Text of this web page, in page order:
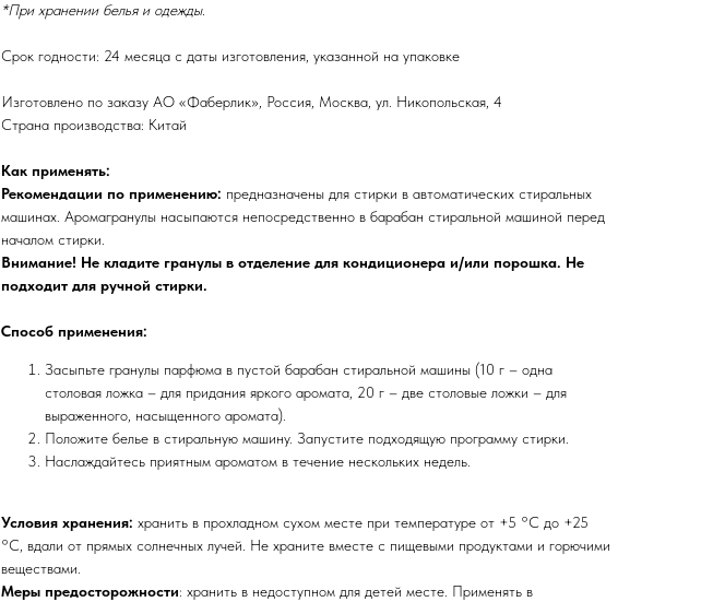
*При хранении белья и одежды.
Срок годности: 24 месяца с даты изготовления, указанной на упаковке
Изготовлено по заказу АО «Фаберлик», Россия, Москва, ул. Никопольская, 4
Страна производства: Китай
Как применять:
Рекомендации по применению: предназначены для стирки в автоматических стиральных
машинах. Аромагранулы насыпаются непосредственно в барабан стиральной машиной перед
началом стирки.
Внимание! Не кладите гранулы в отделение для кондиционера и/или порошка. Не
подходит для ручной стирки.
Способ применения:
Засыпьте гранулы парфюма в пустой барабан стиральной машины (10 г – одна
столовая ложка – для придания яркого аромата, 20 г – две столовые ложки – для
выраженного, насыщенного аромата).
Положите белье в стиральную машину. Запустите подходящую программу стирки.
Наслаждайтесь приятным ароматом в течение нескольких недель.
Условия хранения: хранить в прохладном сухом месте при температуре от +5 °С до +25
°С, вдали от прямых солнечных лучей. Не храните вместе с пищевыми продуктами и горючими
веществами.
Меры предосторожности: хранить в недоступном для детей месте. Применять в